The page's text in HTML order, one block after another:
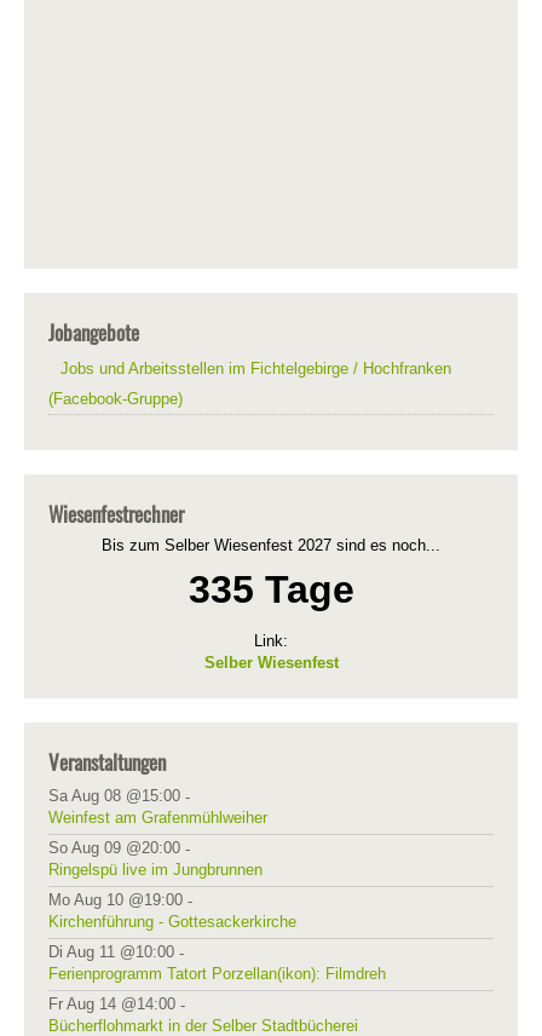
Jobangebote
Jobs und Arbeitsstellen im Fichtelgebirge / Hochfranken
(Facebook-Gruppe)
Wiesenfestrechner
Bis zum Selber Wiesenfest 2027 sind es noch...
335 Tage
Link:
Selber Wiesenfest
Veranstaltungen
Sa Aug 08 @15:00 -
Weinfest am Grafenmühlweiher
So Aug 09 @20:00 -
Ringelspü live im Jungbrunnen
Mo Aug 10 @19:00 -
Kirchenführung - Gottesackerkirche
Di Aug 11 @10:00 -
Ferienprogramm Tatort Porzellan(ikon): Filmdreh
Fr Aug 14 @14:00 -
Bücherflohmarkt in der Selber Stadtbücherei